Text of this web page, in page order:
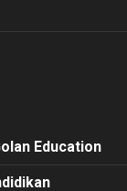
Education